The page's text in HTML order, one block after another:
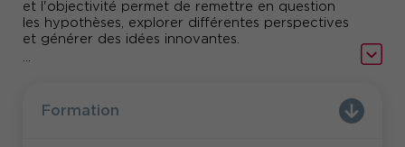
et l'objectivité permet de remettre en question
les hypothèses, explorer différentes perspectives
et générer des idées innovantes.
des décisions éclairées. Apprenez à utiliser des
outils pratiques pour minimiser les erreurs de
...
Formation